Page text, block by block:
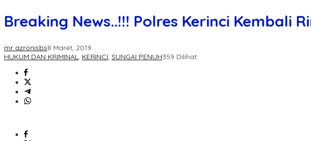
Breaking News..!!! Polres Kerinci Kembali
mr azronisbs8 Maret, 2019
HUKUM DAN KRIMINAL, KERINCI, SUNGAI PENUH359 Dilihat